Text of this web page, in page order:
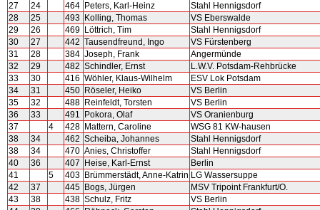
27
24 464 Peters, Karl-Heinz
Stahl Hennigsdorf
28
25 493 Kolling, Thomas
VS Eberswalde
29
26 469 Löttrich, Tim
Stahl Hennigsdorf
30
27 442 Tausendfreund, Ingo
VS Fürstenberg
31
28 384 Joseph, Frank
Angermünde
32
29 482 Schindler, Ernst
L.W.V. Potsdam-Rehbrücke
33
30 416 Wöhler, Klaus-Wilhelm
ESV Lok Potsdam
34
31 450 Röseler, Heiko
VS Berlin
35
32 488 Reinfeldt, Torsten
VS Berlin
36
33 491 Pokora, Olaf
VS Oranienburg
37
4 428 Mattern, Caroline
WSG 81 KW-hausen
38
34 462 Scheiba, Johannes
Stahl Hennigsdorf
38
34 470 Anies, Christoffer
Stahl Hennigsdorf
40
36 407 Heise, Karl-Ernst
Berlin
41
5 403 Brümmerstädt, Anne-Katrin LG Wassersuppe
42
37 445 Bogs, Jürgen
MSV Tripoint Frankfurt/O.
43
38 438 Schulz, Fritz
VS Berlin